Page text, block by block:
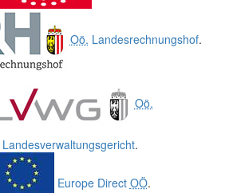
Oö. Landesrechnungshof.
Oö.
Landesverwaltungsgericht.
Europe Direct OÖ.